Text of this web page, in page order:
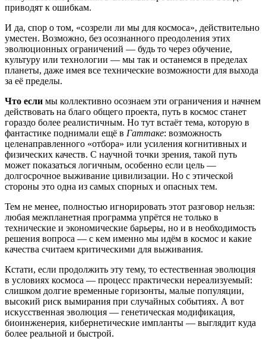
приводят к ошибкам.
И да, спор о том, «созрели ли мы для космоса», действительно
уместен. Возможно, без осознанного преодоления этих
эволюционных ограничений — будь то через обучение,
культуру или технологии — мы так и останемся в пределах
планеты, даже имея все технические возможности для выхода
за её пределы.
Что если мы коллективно осознаем эти ограничения и начнем
действовать на благо общего проекта, путь в космос станет
гораздо более реалистичным. Но тут встаёт тема, которую в
фантастике поднимали ещё в Гаттаке: возможность
целенаправленного «отбора» или усиления когнитивных и
физических качеств. С научной точки зрения, такой путь
может показаться логичным, особенно если цель —
долгосрочное выживание цивилизации. Но с этической
стороны это одна из самых спорных и опасных тем.
Тем не менее, полностью игнорировать этот разговор нельзя:
любая межпланетная программа упрётся не только в
технические и экономические барьеры, но и в необходимость
решения вопроса — с кем именно мы идём в космос и какие
качества считаем критическими для выживания.
Кстати, если продолжить эту тему, то естественная эволюция
в условиях космоса — процесс практически нереализуемый:
слишком долгие временные горизонты, малые популяции,
высокий риск вымирания при случайных событиях. А вот
искусственная эволюция — генетическая модификация,
биоинженерия, кибернетические импланты — выглядит куда
более реальной и быстрой.